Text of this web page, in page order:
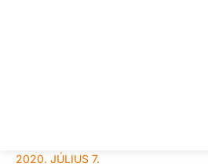
2020. JÚLIUS 7.